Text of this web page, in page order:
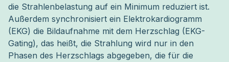
die Strahlenbelastung auf ein Minimum reduziert ist.
Außerdem synchronisiert ein Elektrokardiogramm
(EKG) die Bildaufnahme mit dem Herzschlag (EKG-
Gating), das heißt, die Strahlung wird nur in den
Phasen des Herzschlags abgegeben, die für die